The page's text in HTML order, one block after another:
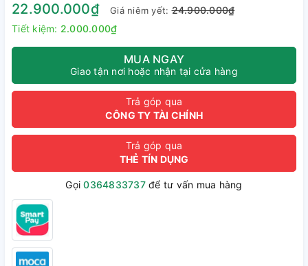
22.900.000₫ Giá niêm yết:24.900.000₫
Tiết kiệm: 2.000.000₫
MUA NGAY
Giao tận nơi hoặc nhận tại cửa hàng
Trả góp qua
CÔNG TY TÀI CHÍNH
Trả góp qua
THẺ TÍN DỤNG
Gọi0364833737để tư vấn mua hàng